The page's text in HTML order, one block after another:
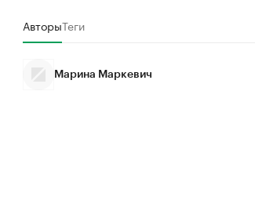
АвторыТеги
Марина Маркевич